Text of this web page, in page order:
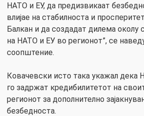
НАТО и ЕУ, да предизвикаат
влијае на стабилноста и
Балкан и да создадат дилема околу
на НАТО и ЕУ во регионот”, се
соопштение.
Ковачевски исто така укажал дека
го задржат кредибилитетот на
регионот за дополнително
безбедноста.